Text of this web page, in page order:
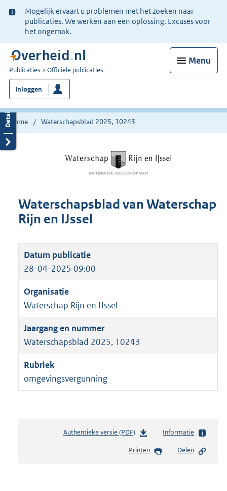
Ter
informatie:
Mogelijk ervaart u problemen met het zoeken naar
publicaties. We werken aan een oplossing. Excuses voor
het ongemak.
Menu
U
bent
nu
hier:
Publicaties Officiële publicaties
Inloggen
Home Waterschapsblad 2025, 10243
Waterschapsblad van Waterschap
Rijn en IJssel
28-04-2025 09:00
Waterschap Rijn en IJssel
Waterschapsblad 2025, 10243
omgevingsvergunning
Authentieke versie (PDF)b
s
Informatie
Printen Delen